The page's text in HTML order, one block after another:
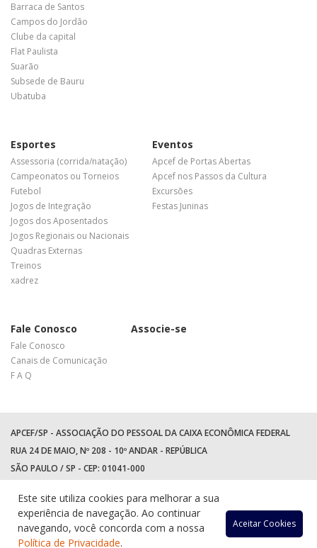
Barraca de Santos
Campos do Jordão
Clube da capital
Flat Paulista
Suarão
Subsede de Bauru
Ubatuba
Esportes
Assessoria (corrida/natação)
Campeonatos ou Torneios
Futebol
Jogos de Integração
Jogos dos Aposentados
Jogos Regionais ou Nacionais
Quadras Externas
Treinos
xadrez
Eventos
Apcef de Portas Abertas
Apcef nos Passos da Cultura
Excursões
Festas Juninas
Fale Conosco
Fale Conosco
Canais de Comunicação
F A Q
Associe-se
APCEF/SP - ASSOCIAÇÃO DO PESSOAL DA CAIXA ECONÔMICA FEDERAL
RUA 24 DE MAIO, Nº 208 - 10º ANDAR - REPÚBLICA
SÃO PAULO / SP - CEP: 01041-000
WhatsApp: (11) 94597-5758
Acessar
Acessar
Este site utiliza cookies para melhorar a sua
experiência de navegação. Ao continuar
navegando, você concorda com a nossa
Política de Privacidade.
Aceitar Cookies